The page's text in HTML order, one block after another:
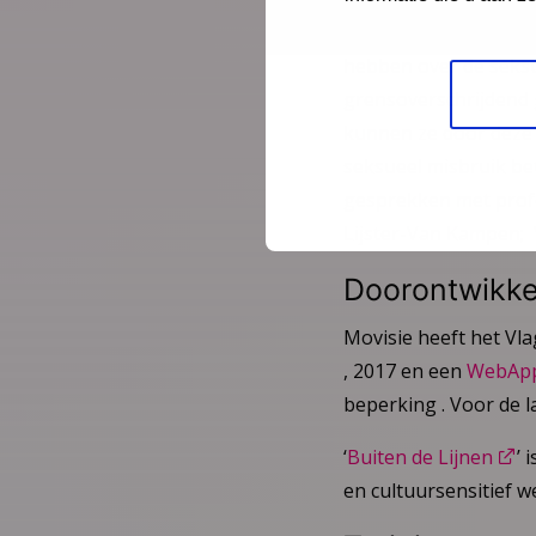
hebben over de
kunnen ze door
seksueel misbruik
Movisie heeft het
, 2017 en een
beperking . Voor de
‘Buiten de Lijnen
’
en cultuursensitief